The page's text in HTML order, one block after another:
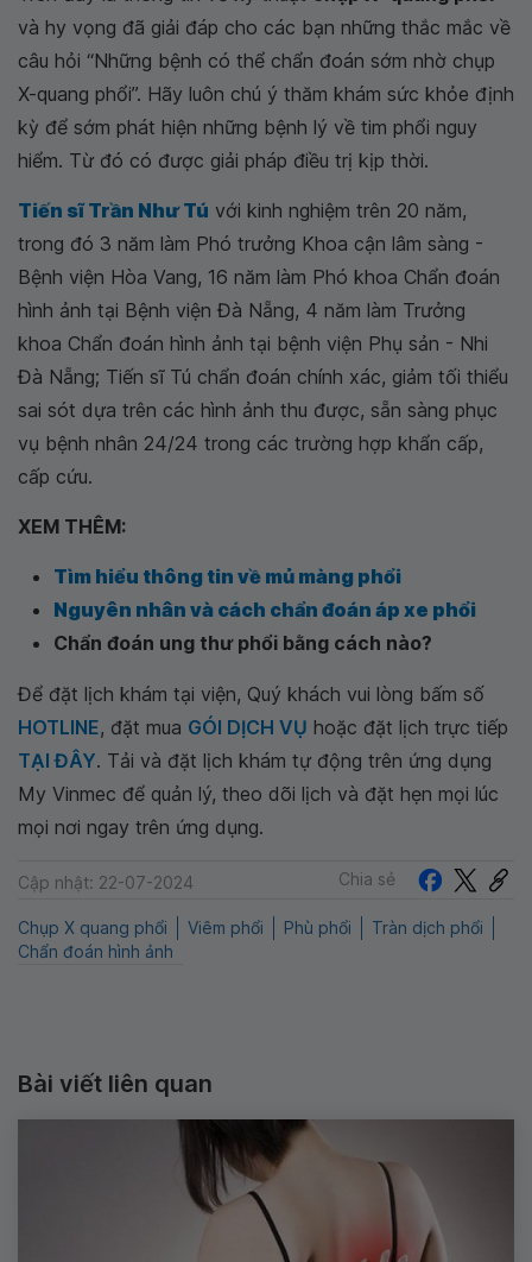
và hy vọng đã giải đáp cho các bạn những thắc mắc về
câu hỏi “Những bệnh có thể chẩn đoán sớm nhờ chụp
X-quang phổi”. Hãy luôn chú ý thăm khám sức khỏe định
kỳ để sớm phát hiện những bệnh lý về tim phổi nguy
hiểm. Từ đó có được giải pháp điều trị kịp thời.
Tiến sĩ Trần Như Tú với kinh nghiệm trên 20 năm,
trong đó 3 năm làm Phó trưởng Khoa cận lâm sàng -
Bệnh viện Hòa Vang, 16 năm làm Phó khoa Chẩn đoán
hình ảnh tại Bệnh viện Đà Nẵng, 4 năm làm Trưởng
khoa Chẩn đoán hình ảnh tại bệnh viện Phụ sản - Nhi
Đà Nẵng; Tiến sĩ Tú chẩn đoán chính xác, giảm tối thiểu
sai sót dựa trên các hình ảnh thu được, sẵn sàng phục
vụ bệnh nhân 24/24 trong các trường hợp khẩn cấp,
cấp cứu.
XEM THÊM:
Tìm hiểu thông tin về mủ màng phổi
Nguyên nhân và cách chẩn đoán áp xe phổi
Chẩn đoán ung thư phổi bằng cách nào?
Để đặt lịch khám tại viện, Quý khách vui lòng bấm số
HOTLINE, đặt mua GÓI DỊCH VỤ hoặc đặt lịch trực tiếp
TẠI ĐÂY. Tải và đặt lịch khám tự động trên ứng dụng
My Vinmec để quản lý, theo dõi lịch và đặt hẹn mọi lúc
mọi nơi ngay trên ứng dụng.
Cập nhật: 22-07-2024 Chia sẻ
Chụp X quang phổi Viêm phổi Phù phổi
Tràn dịch phổi
Chẩn đoán hình ảnh
Bài viết liên quan